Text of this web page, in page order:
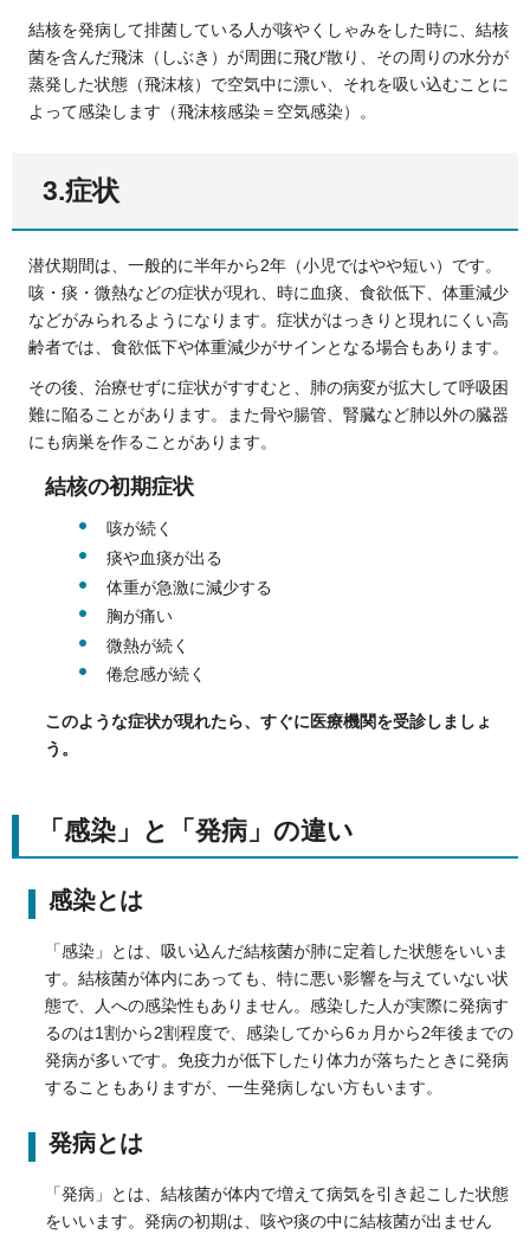
結核を発病して排菌している人が咳やくしゃみをした時に、結核
菌を含んだ飛沫（しぶき）が周囲に飛び散り、その周りの水分が
蒸発した状態（飛沫核）で空気中に漂い、それを吸い込むことに
よって感染します（飛沫核感染＝空気感染）。
3.症状
潜伏期間は、一般的に半年から2年（小児ではやや短い）です。
咳・痰・微熱などの症状が現れ、時に血痰、食欲低下、体重減少
などがみられるようになります。症状がはっきりと現れにくい高
齢者では、食欲低下や体重減少がサインとなる場合もあります。
その後、治療せずに症状がすすむと、肺の病変が拡大して呼吸困
難に陥ることがあります。また骨や腸管、腎臓など肺以外の臓器
にも病巣を作ることがあります。
結核の初期症状
咳が続く
痰や血痰が出る
体重が急激に減少する
胸が痛い
微熱が続く
倦怠感が続く
このような症状が現れたら、すぐに医療機関を受診しましょ
う。
「感染」と「発病」の違い
感染とは
「感染」とは、吸い込んだ結核菌が肺に定着した状態をいいま
す。結核菌が体内にあっても、特に悪い影響を与えていない状
態で、人への感染性もありません。感染した人が実際に発病す
るのは1割から2割程度で、感染してから6ヵ月から2年後までの
発病が多いです。免疫力が低下したり体力が落ちたときに発病
することもありますが、一生発病しない方もいます。
発病とは
「発病」とは、結核菌が体内で増えて病気を引き起こした状態
をいいます。発病の初期は、咳や痰の中に結核菌が出ません